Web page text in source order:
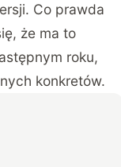
Co prawda
że ma to
roku,
konkretów.